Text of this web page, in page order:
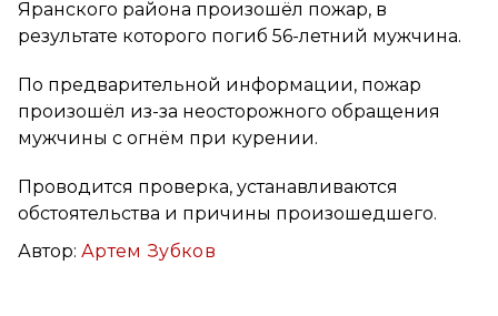
Яранского района произошёл пожар, в
результате которого погиб 56-летний мужчина.
По предварительной информации, пожар
произошёл из-за неосторожного обращения
мужчины с огнём при курении.
Проводится проверка, устанавливаются
обстоятельства и причины произошедшего.
Автор: Артем Зубков